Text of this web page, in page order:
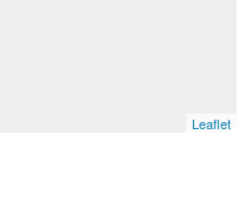
Leaflet